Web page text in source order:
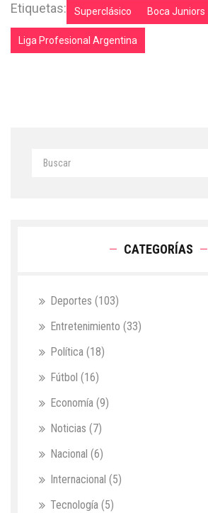
Etiquetas: Superclásico Boca Juniors
Liga Profesional Argentina
CATEGORÍAS
Deportes (103)
Entretenimiento (33)
Política (18)
Fútbol (16)
Economía (9)
Noticias (7)
Nacional (6)
Internacional (5)
Tecnología (5)